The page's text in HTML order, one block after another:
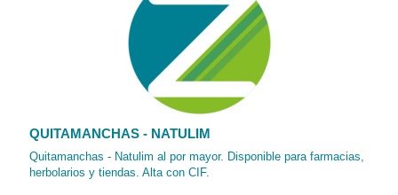
QUITAMANCHAS - NATULIM
Quitamanchas - Natulim al por mayor. Disponible para farmacias,
herbolarios y tiendas. Alta con CIF.